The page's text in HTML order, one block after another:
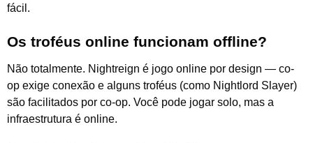
fácil.
Os troféus online funcionam offline?
Não totalmente. Nightreign é jogo online por design — co-
op exige conexão e alguns troféus (como Nightlord Slayer)
são facilitados por co-op. Você pode jogar solo, mas a
infraestrutura é online.